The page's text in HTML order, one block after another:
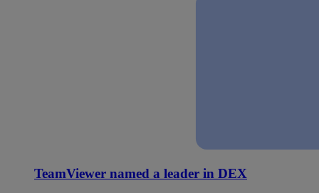
TeamViewer named a leader in DEX